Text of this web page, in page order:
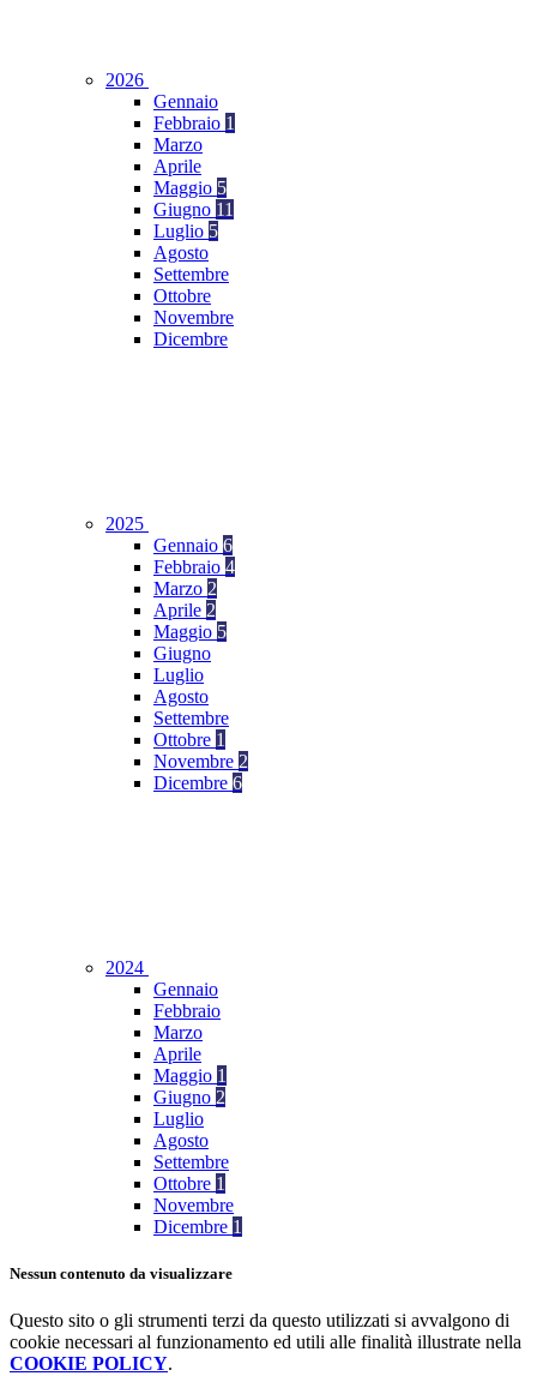
2026
Gennaio
Febbraio 1
Marzo
Aprile
Maggio 5
Giugno 11
Luglio 5
Agosto
Settembre
Ottobre
Novembre
Dicembre
2025
Gennaio 6
Febbraio 4
Marzo 2
Aprile 2
Maggio 5
Giugno
Luglio
Agosto
Settembre
Ottobre 1
Novembre 2
Dicembre 6
2024
Gennaio
Febbraio
Marzo
Aprile
Maggio 1
Giugno 2
Luglio
Agosto
Settembre
Ottobre 1
Novembre
Dicembre 1
Nessun contenuto da visualizzare
Questo sito o gli strumenti terzi da questo utilizzati si avvalgono di
cookie necessari al funzionamento ed utili alle finalità illustrate nella
COOKIE POLICY.